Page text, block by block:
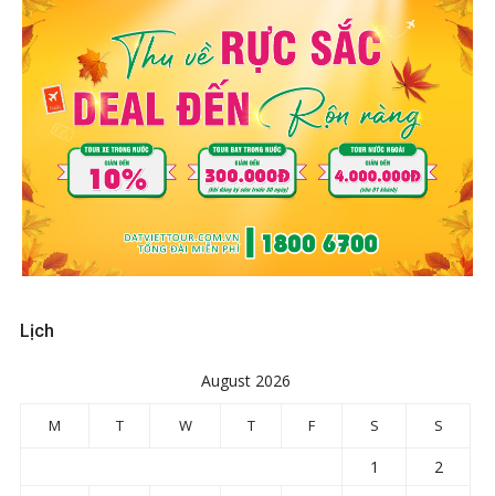
Lịch
August 2026
M T W T F S S
1
2